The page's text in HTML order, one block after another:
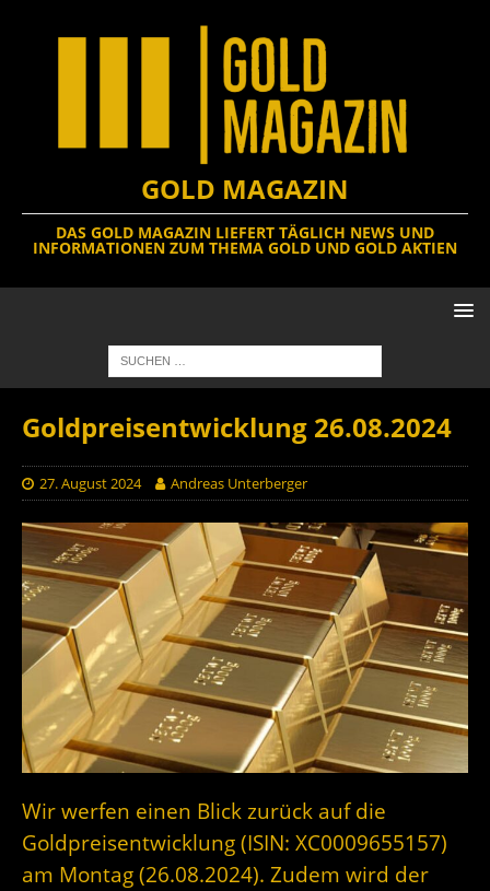
GOLD MAGAZIN
DAS GOLD MAGAZIN LIEFERT TÄGLICH NEWS UND
INFORMATIONEN ZUM THEMA GOLD UND GOLD AKTIEN
Goldpreisentwicklung 26.08.2024
27. August 2024 Andreas Unterberger
Wir werfen einen Blick zurück auf die
Goldpreisentwicklung (ISIN: XC0009655157)
am Montag (26.08.2024). Zudem wird der